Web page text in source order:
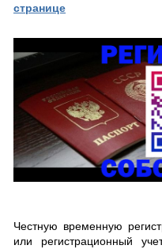
странице
Честную временную
или регистрационный